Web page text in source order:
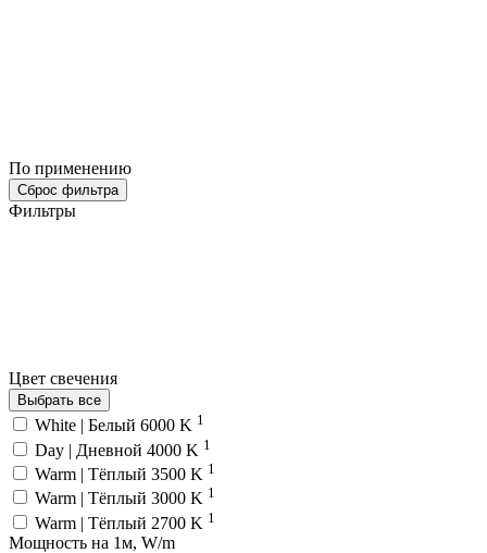
По применению
Сброс фильтра
Фильтры
Цвет свечения
Выбрать все
White | Белый 6000 K 1
Day | Дневной 4000 K 1
Warm | Тёплый 3500 K 1
Warm | Тёплый 3000 K 1
Warm | Тёплый 2700 K 1
Мощность на 1м, W/m